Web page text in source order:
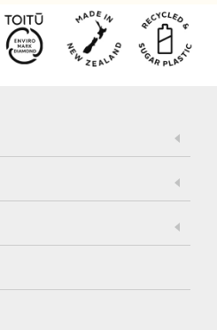
トーリー
わり
動物実験をしない
Baby Kids
ア） Oral care（オーラルケア）
（定期便）